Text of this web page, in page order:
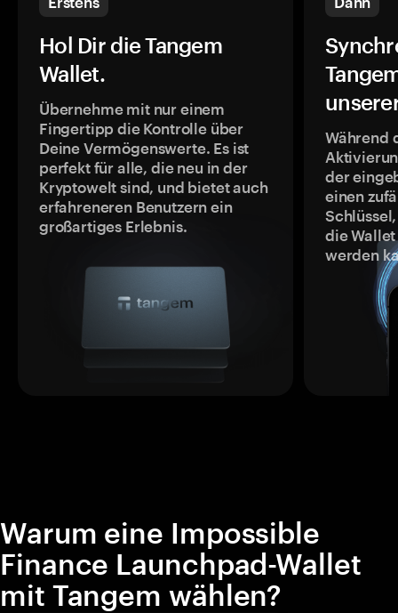
Hol Dir die Tangem
Wallet.
Übernehme mit nur einem
Fingertipp die Kontrolle über
Deine Vermögenswerte. Es ist
perfekt für alle, die neu in der
Kryptowelt sind, und bietet auch
erfahreneren Benutzern ein
großartiges Erlebnis.
Während
der
einen
die
werden
Warum eine Impossible
Finance Launchpad-Wallet
mit Tangem wählen?